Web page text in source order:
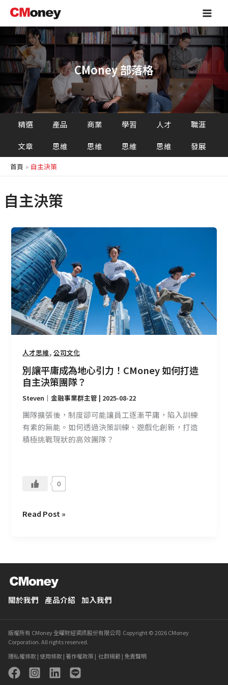
主
容
Main
CMoney 部落格
精選
文章
產品
思維
商業
思維
學習
思維
人才
思維
職涯
發展
首頁 自主決策
自主決策
人才思維,公司文化
別讓平庸成為地心引力！CMoney 如何打造
自主決策團隊？
Steven｜金融事業群主管 | 2025-08-22
團隊擴張後，制度卻可能讓員工逐漸平庸，陷入訓練
有素的無能。如何透過決策訓練、遊戲化創新，打造
積極挑戰現狀的高效團隊？
0
別
讓
平
庸
成
為
地
心
引
CMoney
如
何
造
自
主
決
隊？
Read Post »
關於我們 產品介紹 加入我們
版權所有 CMoney 全曜財經資訊股份有限公司 Copyright © 2026 CMoney
Corporation. All rights reserved.
隱私權條款|使用條款| 著作權政策| 社群規範 | 免責聲明